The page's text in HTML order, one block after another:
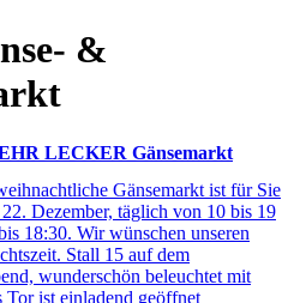
&
LECKER Gänsemarkt